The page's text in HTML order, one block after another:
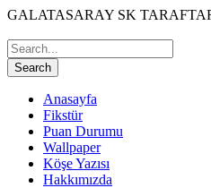
GALATASARAY SK
Anasayfa
Fikstür
Puan Durumu
Wallpaper
Köşe Yazısı
Hakkımızda